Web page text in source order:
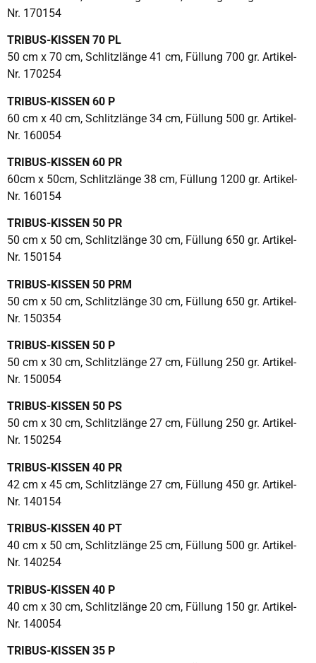
Nr. 170154
TRIBUS-KISSEN 70 PL
50 cm x 70 cm, Schlitzlänge 41 cm, Füllung 700 gr. Artikel-
Nr. 170254
TRIBUS-KISSEN 60 P
60 cm x 40 cm, Schlitzlänge 34 cm, Füllung 500 gr. Artikel-
Nr. 160054
TRIBUS-KISSEN 60 PR
60cm x 50cm, Schlitzlänge 38 cm, Füllung 1200 gr. Artikel-
Nr. 160154
TRIBUS-KISSEN 50 PR
50 cm x 50 cm, Schlitzlänge 30 cm, Füllung 650 gr. Artikel-
Nr. 150154
TRIBUS-KISSEN 50 PRM
50 cm x 50 cm, Schlitzlänge 30 cm, Füllung 650 gr. Artikel-
Nr. 150354
TRIBUS-KISSEN 50 P
50 cm x 30 cm, Schlitzlänge 27 cm, Füllung 250 gr. Artikel-
Nr. 150054
TRIBUS-KISSEN 50 PS
50 cm x 30 cm, Schlitzlänge 27 cm, Füllung 250 gr. Artikel-
Nr. 150254
TRIBUS-KISSEN 40 PR
42 cm x 45 cm, Schlitzlänge 27 cm, Füllung 450 gr. Artikel-
Nr. 140154
TRIBUS-KISSEN 40 PT
40 cm x 50 cm, Schlitzlänge 25 cm, Füllung 500 gr. Artikel-
Nr. 140254
TRIBUS-KISSEN 40 P
40 cm x 30 cm, Schlitzlänge 20 cm, Füllung 150 gr. Artikel-
Nr. 140054
TRIBUS-KISSEN 35 P